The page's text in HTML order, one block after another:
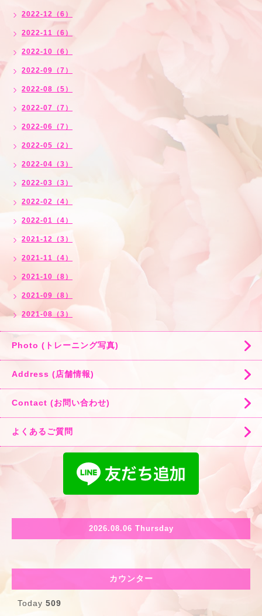
2022-12（6）
2022-11（6）
2022-10（6）
2022-09（7）
2022-08（5）
2022-07（7）
2022-06（7）
2022-05（2）
2022-04（3）
2022-03（3）
2022-02（4）
2022-01（4）
2021-12（3）
2021-11（4）
2021-10（8）
2021-09（8）
2021-08（3）
Photo (トレーニング写真)
Address (店舗情報)
Contact (お問い合わせ)
よくあるご質問
2026.08.06 Thursday
カウンター
Today 509